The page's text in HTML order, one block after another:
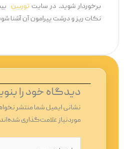
برخوردار شوید. در سایتتوربین
نکات ریز و درشت پیرامون آن آشنا
دیدگاه‌ خود را
نشانی ایمیل شما منتشر
موردنیاز علامت‌گذاری شده‌اند*